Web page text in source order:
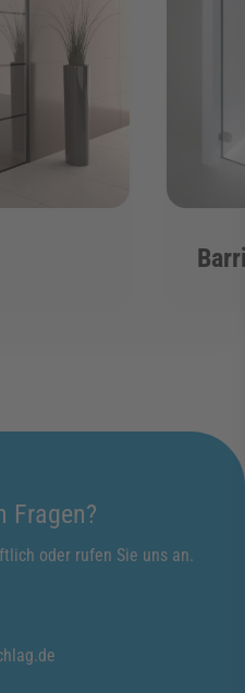
Fragen?
oder rufen Sie uns an.